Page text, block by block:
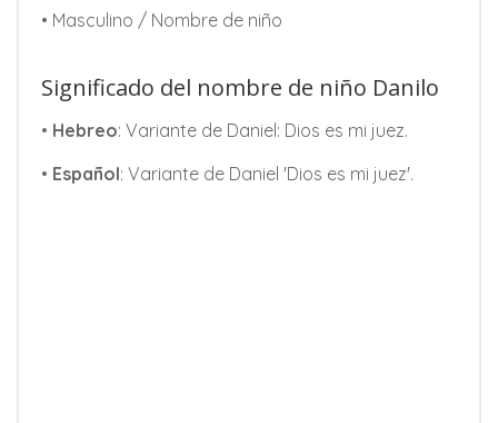
• Masculino / Nombre de niño
Significado del nombre de niño Danilo
• Hebreo: Variante de Daniel: Dios es mi juez.
• Español: Variante de Daniel 'Dios es mi juez'.